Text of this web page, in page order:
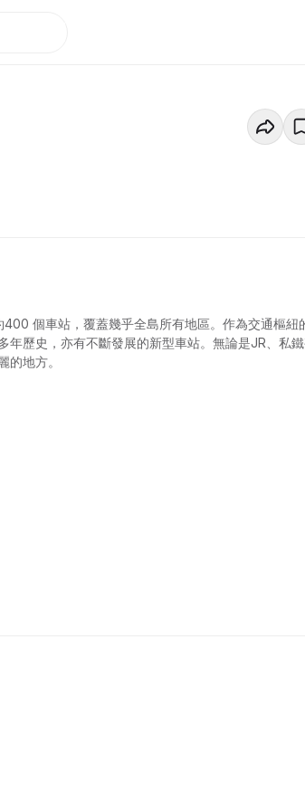
個車站，覆蓋幾乎全島所有地區。作為交通樞紐
年歷史，亦有不斷發展的新型車站。無論是JR、私
地方。